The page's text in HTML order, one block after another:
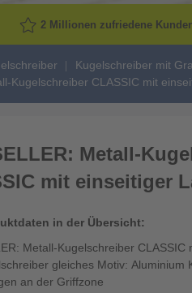
2 Millionen zufriedene
Kugelschreiber mit
Kugelschreiber CLASSIC mit
Metall-
mit einseitiger
in der Übersicht:
Metall-Kugelschreiber
gleiches Motiv: Aluminium
an der Griffzone